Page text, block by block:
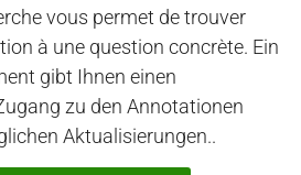
vous permet de trouver
à une question concrète. Ein
gibt Ihnen einen
zu den Annotationen
Aktualisierungen..